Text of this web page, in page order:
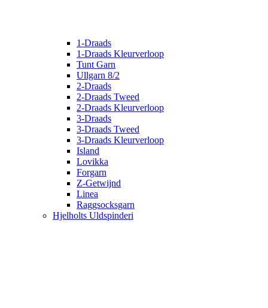
1-Draads
1-Draads Kleurverloop
Tunt Garn
Ullgarn 8/2
2-Draads
2-Draads Tweed
2-Draads Kleurverloop
3-Draads
3-Draads Tweed
3-Draads Kleurverloop
Island
Lovikka
Forgarn
Z-Getwijnd
Linea
Raggsocksgarn
Hjelholts Uldspinderi